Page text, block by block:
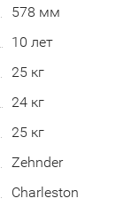
578 мм
10 лет
25 кг
24 кг
25 кг
Zehnder
Charleston